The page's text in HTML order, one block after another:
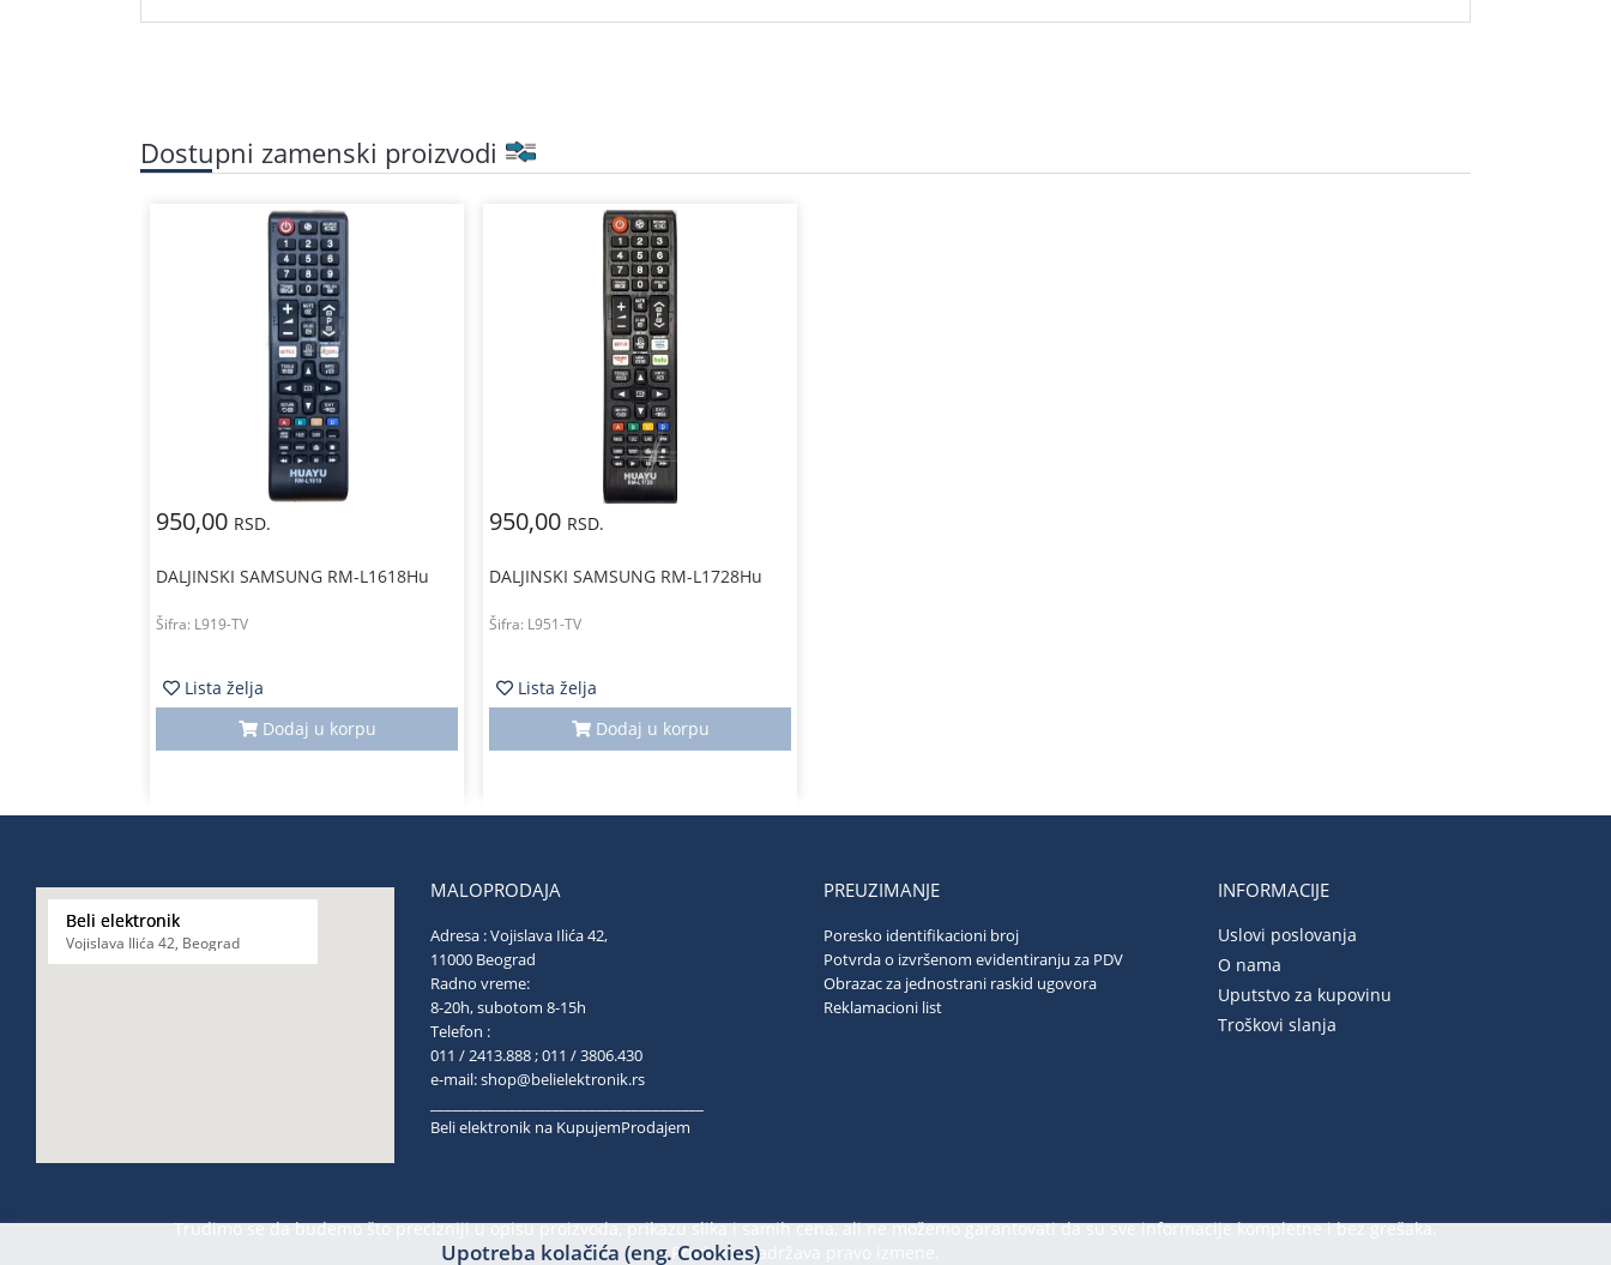
Dostupni zamenski proizvodi
950,00 RSD.
DALJINSKI SAMSUNG RM-L1618Hu
Šifra: L919-TV
Lista želja
Dodaj u korpu
950,00 RSD.
DALJINSKI SAMSUNG RM-L1728Hu
Šifra: L951-TV
Lista želja
Dodaj u korpu
Beli elektronik
Vojislava Ilića 42, Beograd
MALOPRODAJA
Adresa : Vojislava Ilića 42,
11000 Beograd
Radno vreme:
8-20h, subotom 8-15h
Telefon :
011 / 2413.888 ; 011 / 3806.430
e-mail:shop@belielektronik.rs
Beli elektronik na KupujemProdajem
PREUZIMANJE
Poresko identifikacioni broj
Potvrda o izvršenom evidentiranju za PDV
Obrazac za jednostrani raskid ugovora
Reklamacioni list
INFORMACIJE
Uslovi poslovanja
O nama
Uputstvo za kupovinu
Troškovi slanja
Trudimo se da budemo što precizniji u opisu proizvoda, prikazu slika i samih cena, ali ne možemo garantovati da su sve informacije kompletne i bez grešaka.
Prodavac zadržava pravo izmene.
Upotreba kolačića (eng. Cookies)